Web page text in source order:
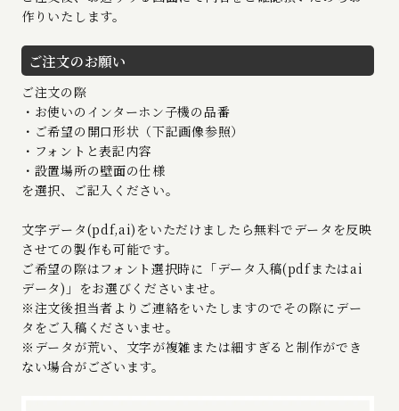
作りいたします。
ご注文のお願い
ご注文の際
・お使いのインターホン子機の品番
・ご希望の開口形状（下記画像参照）
・フォントと表記内容
・設置場所の壁面の仕様
を選択、ご記入ください。
文字データ(pdf,ai)をいただけましたら無料でデータを反映
させての製作も可能です。
ご希望の際はフォント選択時に「データ入稿(pdfまたはai
データ)」をお選びくださいませ。
※注文後担当者よりご連絡をいたしますのでその際にデー
タをご入稿くださいませ。
※データが荒い、文字が複雑または細すぎると制作ができ
ない場合がございます。